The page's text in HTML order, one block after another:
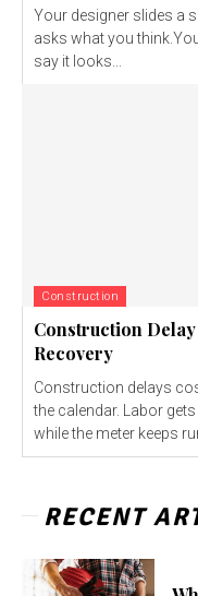
Your designer slides a
asks what you
say it looks...
Construction
Construction
Recovery
Construction delays
the calendar. Labor
while the meter keeps
RECENT